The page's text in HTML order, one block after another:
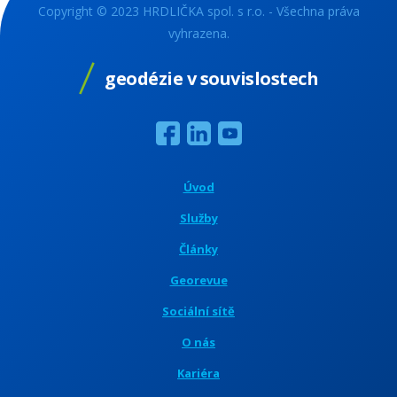
Copyright © 2023 HRDLIČKA spol. s r.o. - Všechna práva
vyhrazena.
geodézie v souvislostech
Úvod
Služby
Články
Georevue
Sociální sítě
O nás
Kariéra